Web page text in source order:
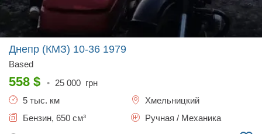
Днепр (КМЗ) 10-36 1979
Based
558 $ • 25 000 грн
5 тыс. км
Хмельницкий
Бензин, 650 см³
Ручная / Механика